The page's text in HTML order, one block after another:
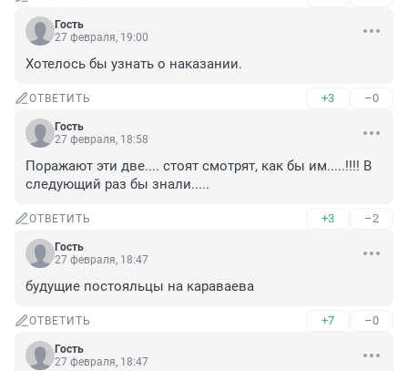
Гость
27 февраля, 19:00
Хотелось бы узнать о наказании.
ОТВЕТИТЬ +3 –0
Гость
27 февраля, 18:58
Поражают эти две.... стоят смотрят, как бы им.....!!!! В
следующий раз бы знали.....
ОТВЕТИТЬ +3 –2
Гость
27 февраля, 18:47
будущие постояльцы на караваева
ОТВЕТИТЬ +7 –0
Гость
27 февраля, 18:47